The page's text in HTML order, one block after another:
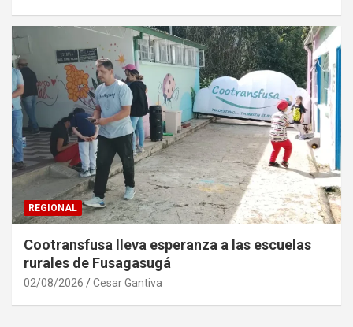
REGIONAL
Cootransfusa lleva esperanza a las escuelas
rurales de Fusagasugá
02/08/2026 Cesar Gantiva